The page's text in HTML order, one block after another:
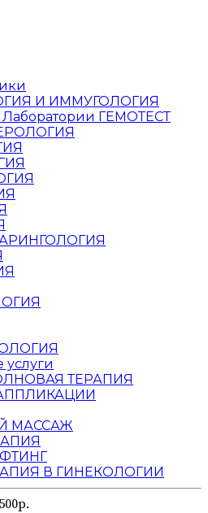
И ИММУГОЛОГИЯ
ГЕМОТЕСТ
ТЕРАПИЯ
МАССАЖ
В ГИНЕКОЛОГИИ